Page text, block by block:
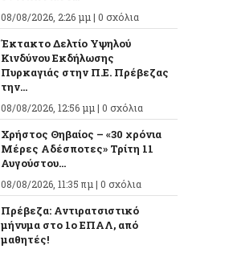
08/08/2026, 2:26 μμ | 0 σχόλια
Έκτακτο Δελτίο Υψηλού
Κινδύνου Εκδήλωσης
Πυρκαγιάς στην Π.Ε. Πρέβεζας
την...
08/08/2026, 12:56 μμ | 0 σχόλια
Χρήστος Θηβαίος – «30 χρόνια
Μέρες Αδέσποτες» Τρίτη 11
Αυγούστου...
08/08/2026, 11:35 πμ | 0 σχόλια
Πρέβεζα: Αντιρατσιστικό
μήνυμα στο 1ο ΕΠΑΛ, από
μαθητές!